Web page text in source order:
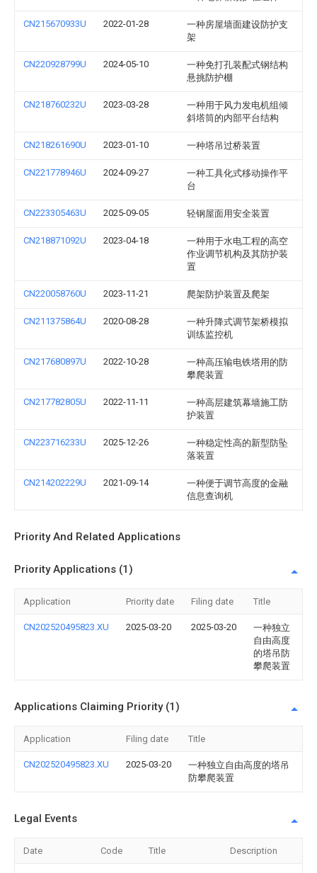
CN215670933U 2022-01-28
一种房屋墙面建设防护支
架
CN220928799U 2024-05-10
一种免打孔装配式钢结构
悬挑防护棚
CN218760232U 2023-03-28
一种用于风力发电机组倾
斜塔筒的内部平台结构
CN218261690U 2023-01-10 一种塔吊过桥装置
CN221778946U 2024-09-27
一种工具化式移动操作平
台
CN223305463U 2025-09-05 轻钢屋面用安全装置
CN218871092U 2023-04-18
一种用于水电工程的高空
作业调节机构及其防护装
置
CN220058760U 2023-11-21 爬架防护装置及爬架
CN211375864U 2020-08-28
一种升降式调节架桥模拟
训练监控机
CN217680897U 2022-10-28
一种高压输电铁塔用的防
攀爬装置
CN217782805U 2022-11-11
一种高层建筑幕墙施工防
护装置
CN223716233U 2025-12-26
一种稳定性高的新型防坠
落装置
CN214202229U 2021-09-14
一种便于调节高度的金融
信息查询机
Priority And Related Applications
Priority Applications (1)
Application Priority date Filing date Title
CN202520495823.XU 2025-03-20 2025-03-20
一种独立
自由高度
的塔吊防
攀爬装置
Applications Claiming Priority (1)
Application Filing date Title
CN202520495823.XU 2025-03-20
一种独立自由高度的塔吊
防攀爬装置
Legal Events
Date Code Title Description